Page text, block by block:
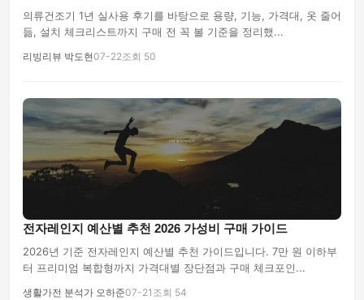
의류건조기 1년 실사용 후기를 바탕으로 용량, 기능, 가격대, 옷 줄어
듦, 설치 체크리스트까지 구매 전 꼭 볼 기준을 정리했...
리빙리뷰 박도현07-22조회 50
전자레인지 예산별 추천 2026 가성비 구매 가이드
2026년 기준 전자레인지 예산별 추천 가이드입니다. 7만 원 이하부
터 프리미엄 복합형까지 가격대별 장단점과 구매 체크포인...
생활가전 분석가 오하준07-21 조회 54